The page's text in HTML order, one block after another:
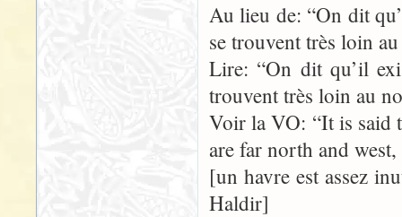
Au lieu de: “On dit
se trouvent très loin
Lire: “On dit qu’il
trouvent très loin au
Voir la VO: “It is said
are far north and
[un havre est assez
Haldir]